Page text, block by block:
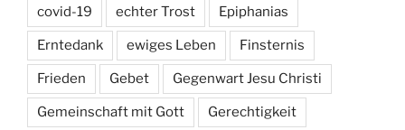
covid-19 echter Trost Epiphanias
Erntedank ewiges Leben Finsternis
Frieden Gebet Gegenwart Jesu Christi
Gemeinschaft mit Gott Gerechtigkeit